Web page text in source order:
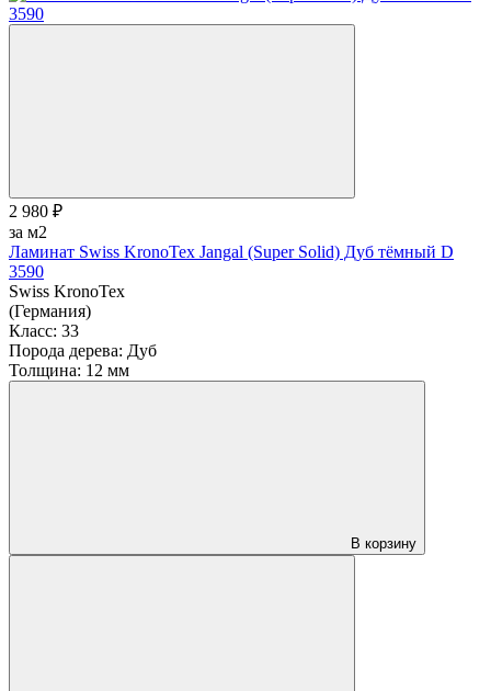
2 980 ₽
за м2
Ламинат Swiss KronoTex Jangal (Super Solid) Дуб тёмный D
3590
Swiss KronoTex
(Германия)
Класс: 33
Порода дерева: Дуб
Толщина: 12 мм
В корзину